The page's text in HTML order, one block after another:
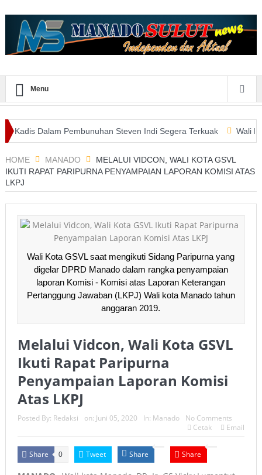
Menu
Pembunuhan Steven Indi Segera Terkuak Wali Kota Vicky
HOME MANADO
MELALUI VIDCON, WALI KOTA GSVL
IKUTI RAPAT PARIPURNA PENYAMPAIAN LAPORAN KOMISI ATAS
LKPJ
Wali Kota GSVL saat mengikuti Sidang Paripurna yang
digelar DPRD Manado dalam rangka penyampaian
laporan Komisi - Komisi atas Laporan Keterangan
Pertanggung Jawaban (LKPJ) Wali kota Manado tahun
anggaran 2019.
Melalui Vidcon, Wali Kota GSVL
Ikuti Rapat Paripurna
Penyampaian Laporan Komisi
Atas LKPJ
Posted By: Redaksi on: Juni 05, 2020 In: Manado
No Comments
Cetak
Email
Share 0 Tweet Share Share